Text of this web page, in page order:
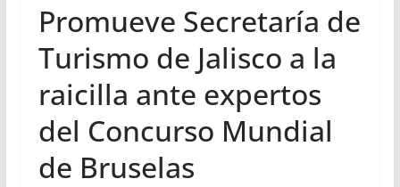
Promueve Secretaría de
Turismo de Jalisco a la
raicilla ante expertos
del Concurso Mundial
de Bruselas